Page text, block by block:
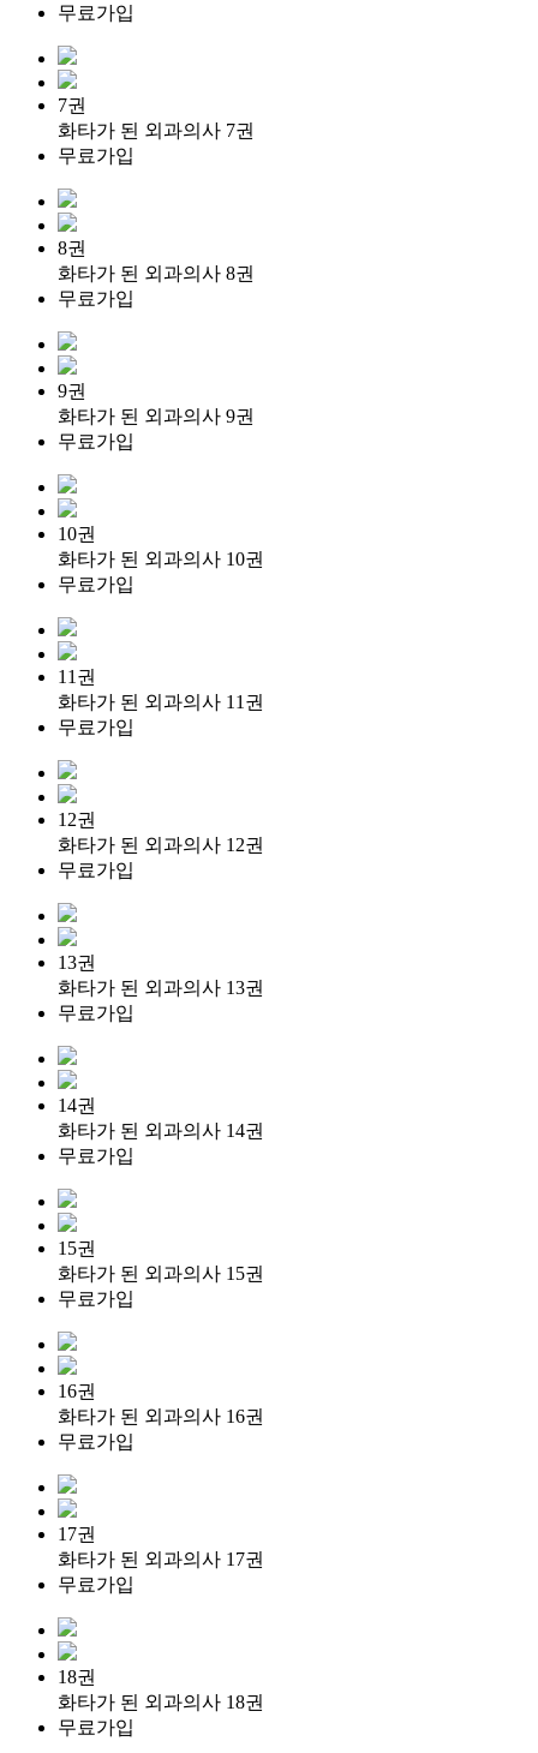
무료가입
7권
화타가 된 외과의사 7권
무료가입
8권
화타가 된 외과의사 8권
무료가입
9권
화타가 된 외과의사 9권
무료가입
10권
화타가 된 외과의사 10권
무료가입
11권
화타가 된 외과의사 11권
무료가입
12권
화타가 된 외과의사 12권
무료가입
13권
화타가 된 외과의사 13권
무료가입
14권
화타가 된 외과의사 14권
무료가입
15권
화타가 된 외과의사 15권
무료가입
16권
화타가 된 외과의사 16권
무료가입
17권
화타가 된 외과의사 17권
무료가입
18권
화타가 된 외과의사 18권
무료가입